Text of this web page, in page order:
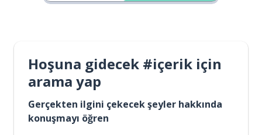
Hoşuna gidecek #içerik için
arama yap
Gerçekten ilgini çekecek şeyler hakkında
konuşmayı öğren